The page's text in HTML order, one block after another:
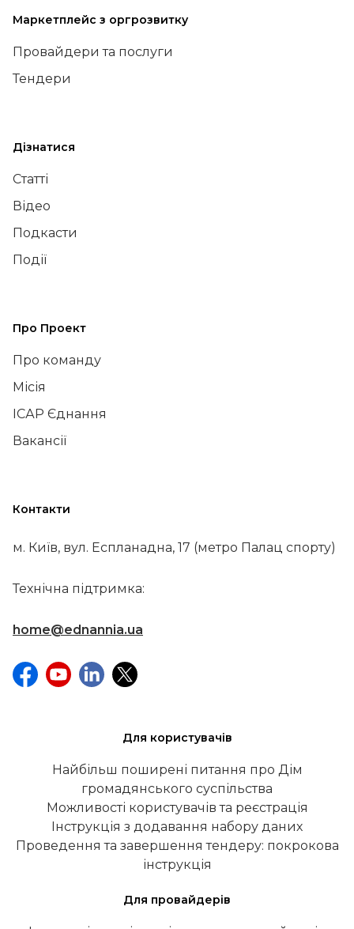
Маркетплейс з оргрозвитку
Провайдери та послуги
Тендери
Дізнатися
Статті
Відео
Подкасти
Події
Про Проект
Про команду
Місія
ІСАР Єднання
Вакансії
Контакти
м. Київ, вул. Еспланадна, 17 (метро Палац спорту)
Технічна підтримка:
home@ednannia.ua
Для користувачів
Найбільш поширені питання про Дім
громадянського суспільства
Можливості користувачів та реєстрація
Інструкція з додавання набору даних
Проведення та завершення тендеру: покрокова
інструкція
Для провайдерів